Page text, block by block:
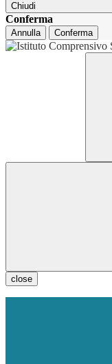
Chiudi
Conferma
Annulla Conferma
close